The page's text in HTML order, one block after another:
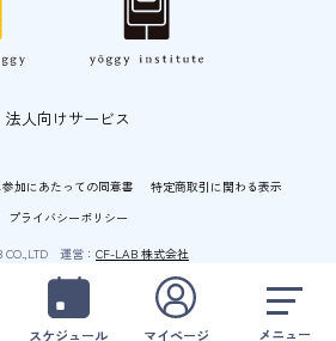
スケジュール マイページ メニュー
法人向けサービス
加にあたっての同意書
特定商取引に関わる表示
プライバシーポリシー
運営： CF-LAB 株式会社